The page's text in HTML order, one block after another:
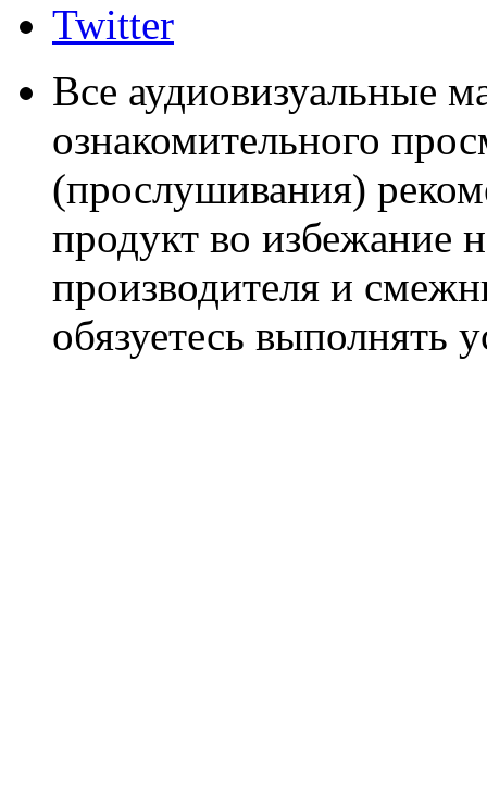
Twitter
Все аудиовизуальные
ознакомительного
(прослушивания)
продукт во избежание
производителя и
обязуетесь выполнять